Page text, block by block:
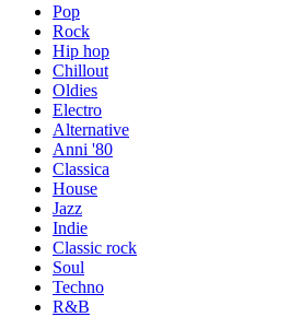
Pop
Rock
Hip hop
Chillout
Oldies
Electro
Alternative
Anni '80
Classica
House
Jazz
Indie
Classic rock
Soul
Techno
R&B